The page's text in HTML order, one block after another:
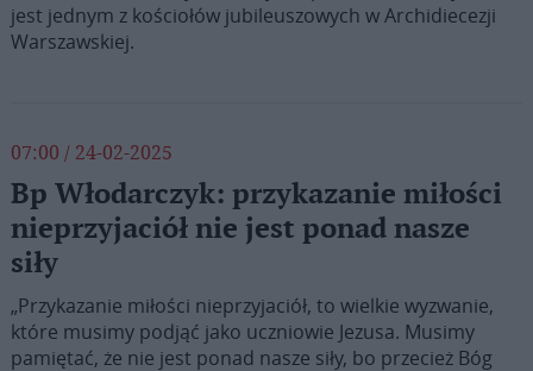
jest jednym z kościołów jubileuszowych w Archidiecezji
Warszawskiej.
07:00 / 24-02-2025
Bp Włodarczyk: przykazanie miłości
nieprzyjaciół nie jest ponad nasze
siły
„Przykazanie miłości nieprzyjaciół, to wielkie wyzwanie,
które musimy podjąć jako uczniowie Jezusa. Musimy
pamiętać, że nie jest ponad nasze siły, bo przecież Bóg